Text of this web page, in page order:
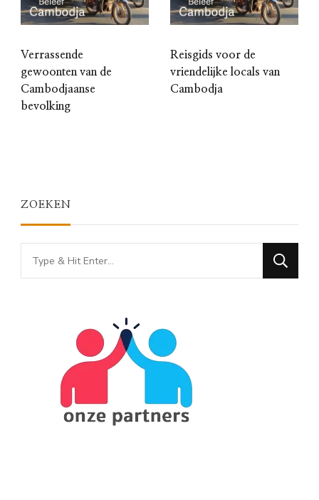
Verrassende
gewoonten van de
Cambodjaanse
bevolking
Reisgids voor de
vriendelijke locals van
Cambodja
ZOEKEN
Looking
for